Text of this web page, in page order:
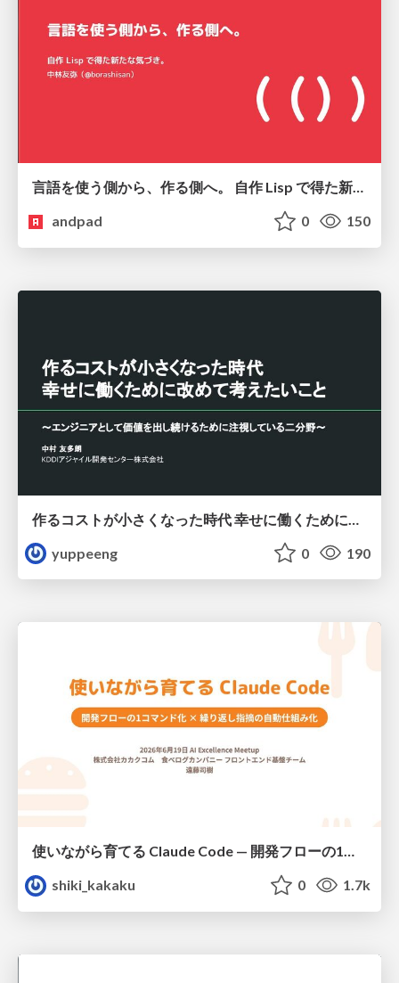
言語を使う側から、作る側へ。 自作 Lisp で得た新たな気づき。
andpad
0 150
yuppeeng
0 190
使いながら育てる Claude Code — 開発フローの1コマンド化 × 繰り返し指摘の自動仕組み化
shiki_kakaku
0 1.7k